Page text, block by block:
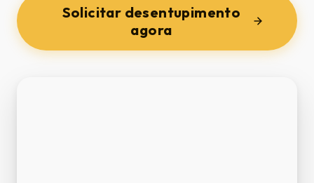
Solicitar desentupimento
agora